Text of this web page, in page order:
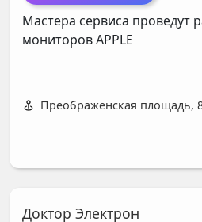
Мастера сервиса проведут
мониторовAPPLE
Преображенская площадь,
Доктор Электрон